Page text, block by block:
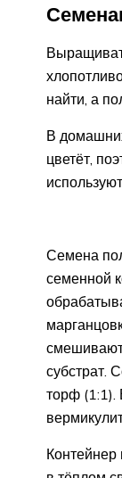
найти, а
В
цветёт,
Семена
семенной
субстрат.
торф (1:1).